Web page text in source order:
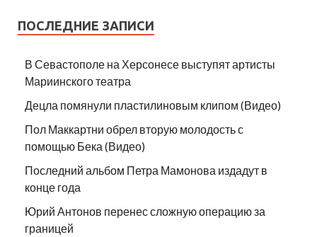
ПОСЛЕДНИЕ ЗАПИСИ
В Севастополе на Херсонесе выступят артисты
Мариинского театра
Децла помянули пластилиновым клипом (Видео)
Пол Маккартни обрел вторую молодость с
помощью Бека (Видео)
Последний альбом Петра Мамонова издадут в
конце года
Юрий Антонов перенес сложную операцию за
границей